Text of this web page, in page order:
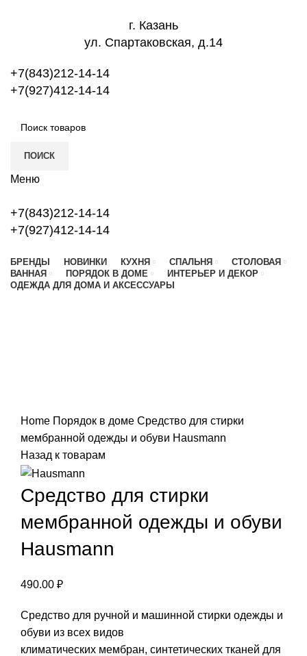
г. Казань
ул. Спартаковская, д.14
+7(843)212-14-14
+7(927)412-14-14
ПОИСК
Меню
+7(843)212-14-14
+7(927)412-14-14
БРЕНДЫ НОВИНКИ КУХНЯ СПАЛЬНЯ
СТОЛОВАЯ
ВАННАЯ
ПОРЯДОК В ДОМЕ
ИНТЕРЬЕР И ДЕКОР
ОДЕЖДА ДЛЯ ДОМА И АКСЕССУАРЫ
Home Порядок в доме Средство для стирки
мембранной одежды и обуви Hausmann
Назад к товарам
Средство для стирки
мембранной одежды и обуви
Hausmann
490.00 ₽
Средство для ручной и машинной стирки одежды и
обуви из всех видов
климатических мембран, синтетических тканей для